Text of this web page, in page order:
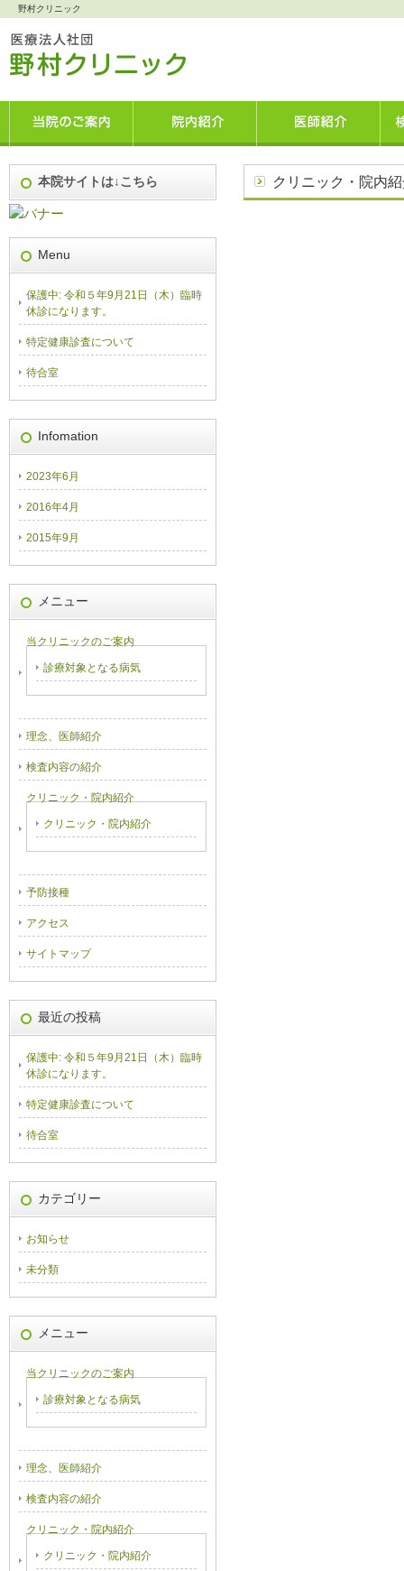
野村クリニック
クリニック・院内
本院サイトは↓こちら
Menu
保護中: 令和５年9月21日（木）臨時
休診になります。
特定健康診査について
待合室
Infomation
2023年6月
2016年4月
2015年9月
メニュー
当クリニックのご案内
診療対象となる病気
理念、医師紹介
検査内容の紹介
クリニック・院内紹介
クリニック・院内紹介
予防接種
アクセス
サイトマップ
最近の投稿
保護中: 令和５年9月21日（木）臨時
休診になります。
特定健康診査について
待合室
カテゴリー
お知らせ
未分類
メニュー
当クリニックのご案内
診療対象となる病気
理念、医師紹介
検査内容の紹介
クリニック・院内紹介
クリニック・院内紹介